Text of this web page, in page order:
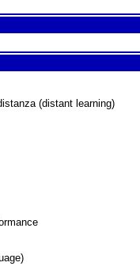
(distant learning)